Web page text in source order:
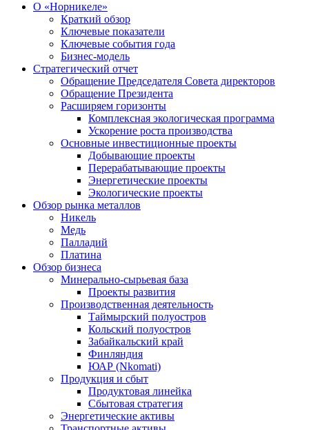
О «Норникеле»
Краткий обзор
Ключевые показатели
Ключевые события года
Бизнес-модель
Стратегический отчет
Обращение Председателя Совета директоров
Обращение Президента
Расширяем горизонты
Комплексная экологическая программа
Ускорение роста производства
Основные инвестиционные проекты
Добывающие проекты
Перерабатывающие проекты
Энергетические проекты
Экологические проекты
Обзор рынка металлов
Никель
Медь
Палладий
Платина
Обзор бизнеса
Минерально-сырьевая база
Проекты развития
Производственная деятельность
Таймырский полуостров
Кольский полуостров
Забайкальский край
Финляндия
ЮАР (Nkomati)
Продукция и сбыт
Продуктовая линейка
Сбытовая стратегия
Энергетические активы